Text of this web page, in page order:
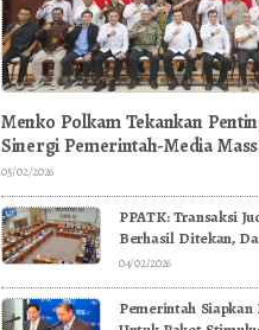
Menko Polkam Tekankan
Sinergi Pemerintah-Media
Jaga Stabilitas Bangsa
05/02/2026
PPATK: Transaksi
Berhasil Ditekan,
Triliun Menjadi Rp
04/02/2026
Pemerintah Siapkan